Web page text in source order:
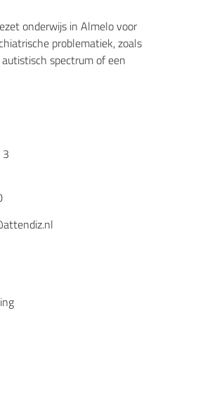
onderwijs in Almelo voor
problematiek, zoals
spectrum of een